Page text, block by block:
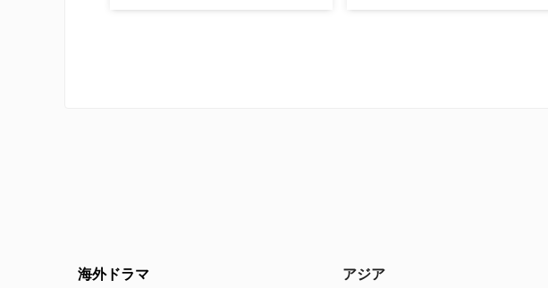
いうものも発揮しており、刑事ドラマ
海外ドラマ アジア